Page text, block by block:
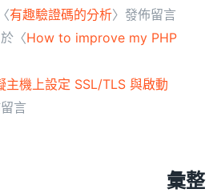
有趣驗證碼的分析〉發佈留言
〈How to improve my PHP
主機上設定 SSL/TLS 與啟動
言
彙整